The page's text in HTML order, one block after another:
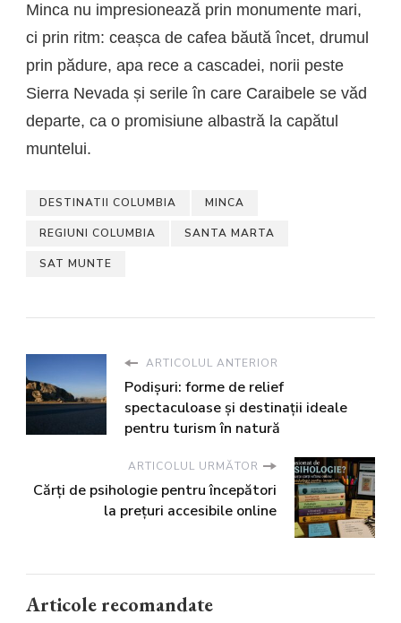
Minca nu impresionează prin monumente mari,
ci prin ritm: ceașca de cafea băută încet, drumul
prin pădure, apa rece a cascadei, norii peste
Sierra Nevada și serile în care Caraibele se văd
departe, ca o promisiune albastră la capătul
muntelui.
DESTINATII COLUMBIA MINCA
REGIUNI COLUMBIA SANTA MARTA
SAT MUNTE
ARTICOLUL ANTERIOR
Podișuri: forme de relief
spectaculoase și destinații ideale
pentru turism în natură
ARTICOLUL URMĂTOR
Cărți de psihologie pentru începători
la prețuri accesibile online
Articole recomandate